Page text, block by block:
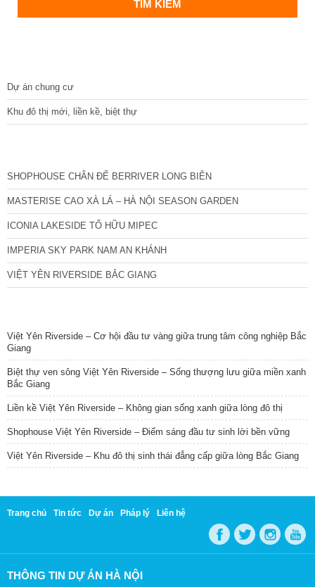
Dự án chung cư
Khu đô thị mới, liền kề, biệt thự
SHOPHOUSE CHÂN ĐẾ BERRIVER LONG BIÊN
MASTERISE CAO XÀ LÁ – HÀ NỘI SEASON GARDEN
ICONIA LAKESIDE TỐ HỮU MIPEC
IMPERIA SKY PARK NAM AN KHÁNH
VIỆT YÊN RIVERSIDE BẮC GIANG
Việt Yên Riverside – Cơ hội đầu tư vàng giữa trung tâm công nghiệp Bắc
Giang
Biệt thự ven sông Việt Yên Riverside – Sống thượng lưu giữa miền xanh
Bắc Giang
Liền kề Việt Yên Riverside – Không gian sống xanh giữa lòng đô thị
Shophouse Việt Yên Riverside – Điểm sáng đầu tư sinh lời bền vững
Việt Yên Riverside – Khu đô thị sinh thái đẳng cấp giữa lòng Bắc Giang
Trang chủ Tin tức Dự án Pháp lý Liên hệ
THÔNG TIN DỰ ÁN HÀ NỘI